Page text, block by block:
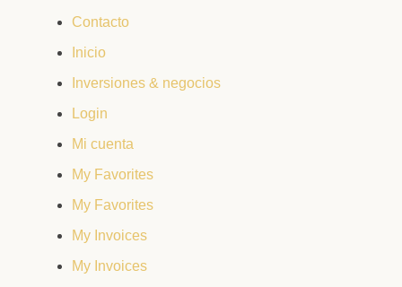
Contacto
Inicio
Inversiones & negocios
Login
Mi cuenta
My Favorites
My Favorites
My Invoices
My Invoices